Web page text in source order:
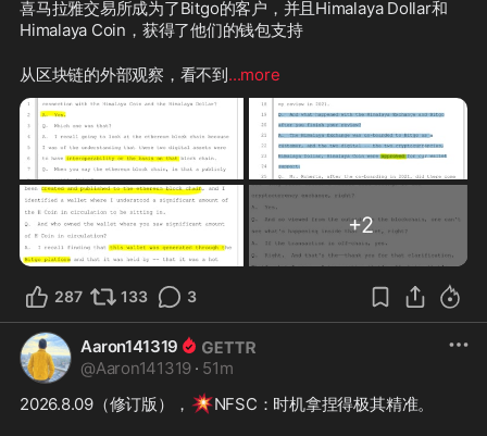
喜马拉雅交易所成为了Bitgo的客户，并且Himalaya Dollar和
Himalaya Coin，获得了他们的钱包支持
从区块链的外部观察，看不到...more
+2
287 133 3
Aaron141319
@Aaron141319 · 51m
2026.8.09（修订版）， 💥NFSC：时机拿捏得极其精准。